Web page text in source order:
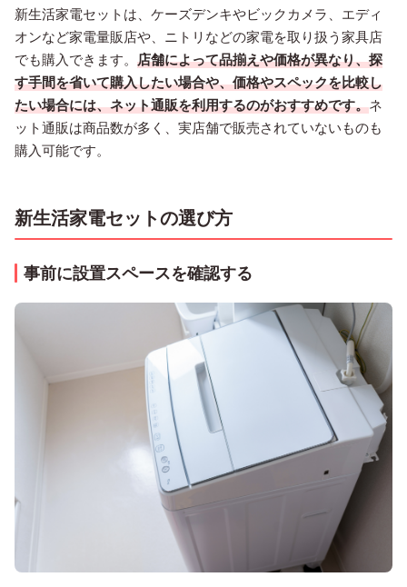
新生活家電セットは、ケーズデンキやビックカメラ、エディ
オンなど家電量販店や、ニトリなどの家電を取り扱う家具店
でも購入できます。 店舗によって品揃えや価格が異なり、探
す手間を省いて購入したい場合や、価格やスペックを比較し
たい場合には、ネット通販を利用するのがおすすめです。ネ
ット通販は商品数が多く、実店舗で販売されていないものも
購入可能です。
新生活家電セットの選び方
事前に設置スペースを確認する